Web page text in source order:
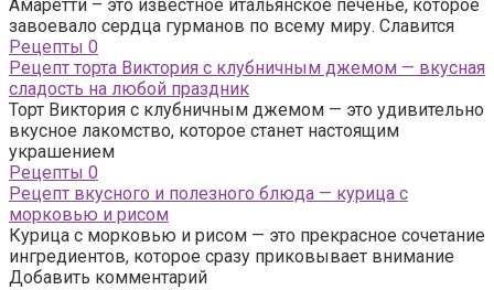
Амаретти – это известное итальянское печенье, которое
завоевало сердца гурманов по всему миру. Славится
Рецепты 0
Рецепт торта Виктория с клубничным джемом — вкусная
сладость на любой праздник
Торт Виктория с клубничным джемом — это удивительно
вкусное лакомство, которое станет настоящим
украшением
Рецепты 0
Рецепт вкусного и полезного блюда — курица с
морковью и рисом
Курица с морковью и рисом — это прекрасное сочетание
ингредиентов, которое сразу приковывает внимание
Добавить комментарий